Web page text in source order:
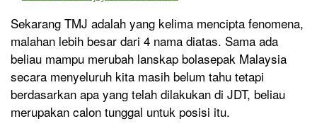
Sekarang TMJ adalah yang kelima mencipta fenomena,
malahan lebih besar dari 4 nama diatas. Sama ada
beliau mampu merubah lanskap bolasepak Malaysia
secara menyeluruh kita masih belum tahu tetapi
berdasarkan apa yang telah dilakukan di JDT, beliau
merupakan calon tunggal untuk posisi itu.